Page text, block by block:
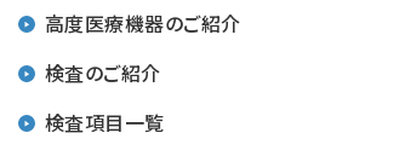
高度医療機器のご紹介
検査のご紹介
検査項目一覧